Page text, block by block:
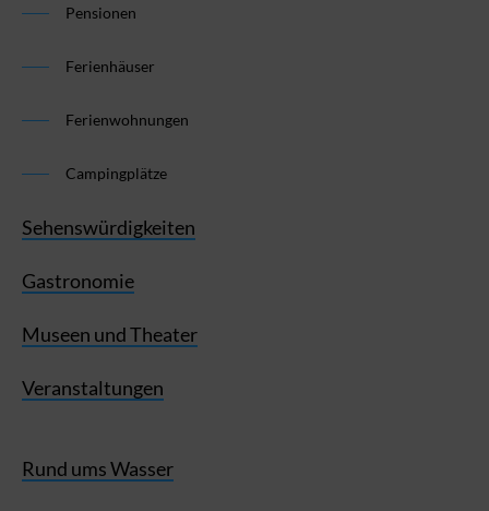
Pensionen
Ferienhäuser
Ferienwohnungen
Campingplätze
Sehenswürdigkeiten
Gastronomie
Museen und Theater
Veranstaltungen
Rund ums Wasser